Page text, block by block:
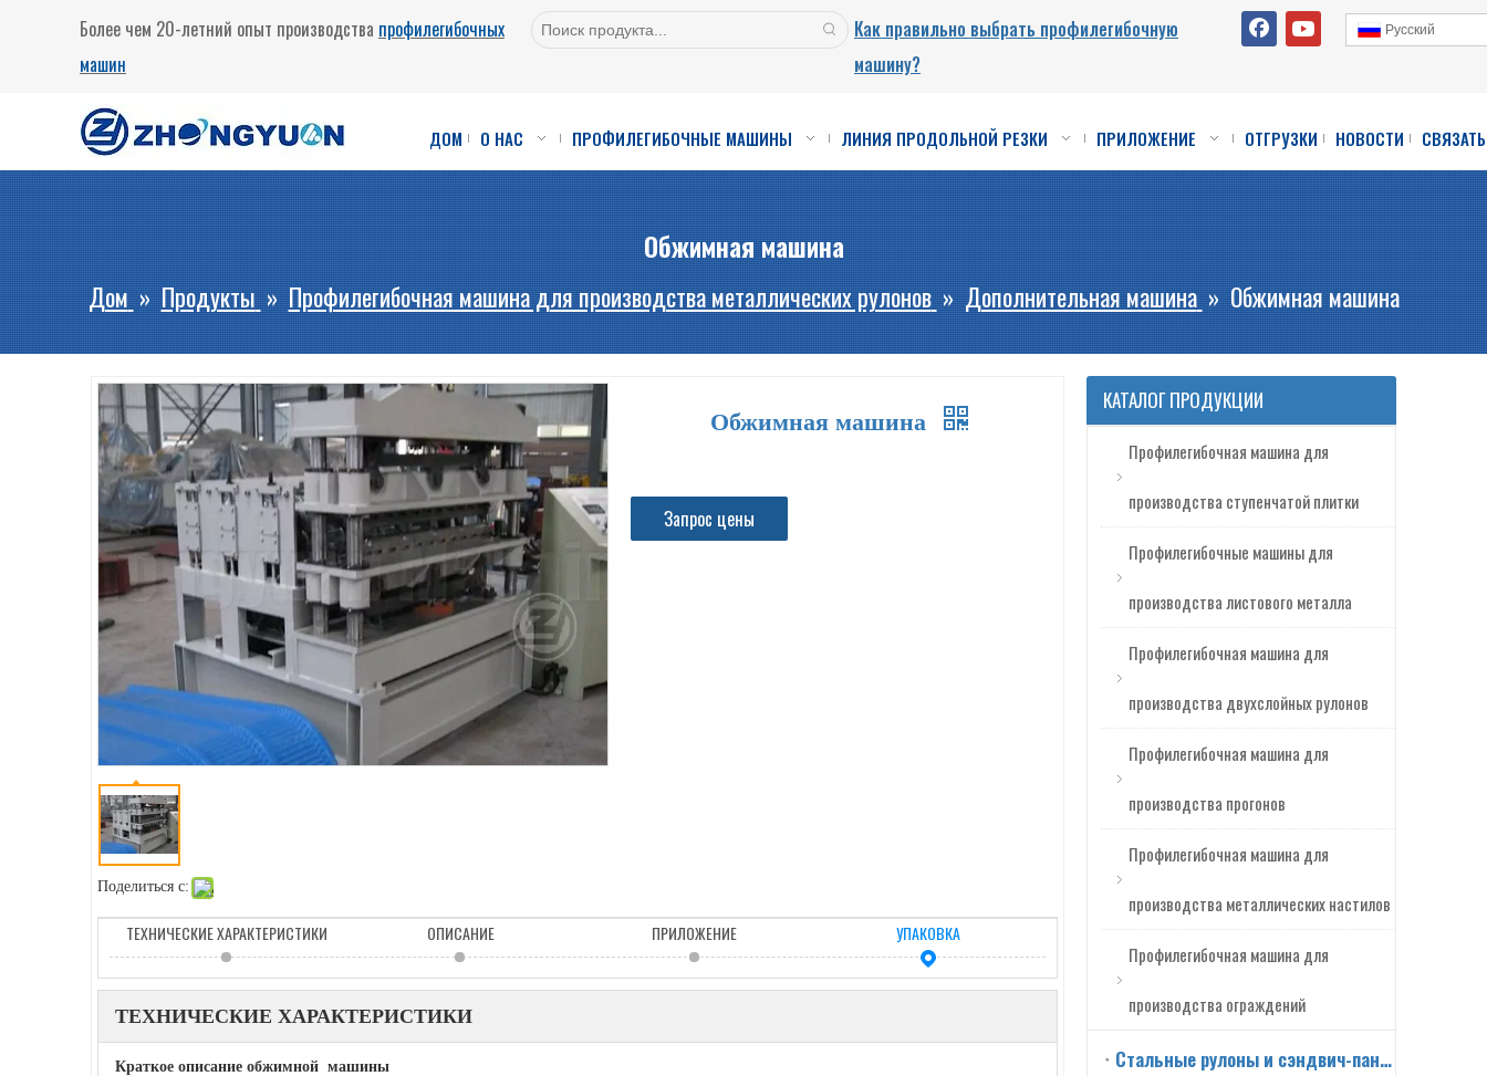
Более чем 20-летний опыт производства профилегибочных
машин
Как правильно выбрать профилегибочную
машину?
Pусский
ДОМ О НАС ПРОФИЛЕГИБОЧНЫЕ МАШИНЫ ЛИНИЯ ПРОДОЛЬНОЙ РЕЗКИ ПРИЛОЖЕНИЕ ОТГРУЗКИ НОВОСТИ
Обжимная машина
Дом » Продукты » Профилегибочная машина для производства металлических рулонов » Дополнительная машина » Обжимная машина
Поделиться с:
Обжимная машина
Запрос цены
ТЕХНИЧЕСКИЕ ХАРАКТЕРИСТИКИ ОПИСАНИЕ ПРИЛОЖЕНИЕ УПАКОВКА
ТЕХНИЧЕСКИЕ ХАРАКТЕРИСТИКИ
Краткое описание обжимной машины
КАТАЛОГ ПРОДУКЦИИ
Профилегибочная машина для
производства ступенчатой ​​плитки
Профилегибочные машины для
производства листового металла
Профилегибочная машина для
производства двухслойных рулонов
Профилегибочная машина для
производства прогонов
Профилегибочная машина для
производства металлических настилов
Профилегибочная машина для
производства ограждений
Стальные рулоны и сэндвич-панели
Профилегибочная машина для производства металлических заборов в Венгрии в хорошей форме